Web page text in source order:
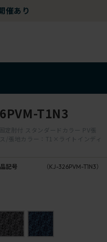
催あり
T1N3
肘付 スタンダードカラー PV張
/張地カラー：T1×ライトインディ
記号 （KJ-326PVM-T1N3）